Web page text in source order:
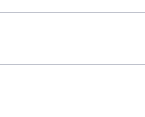
en faisant attention à sa